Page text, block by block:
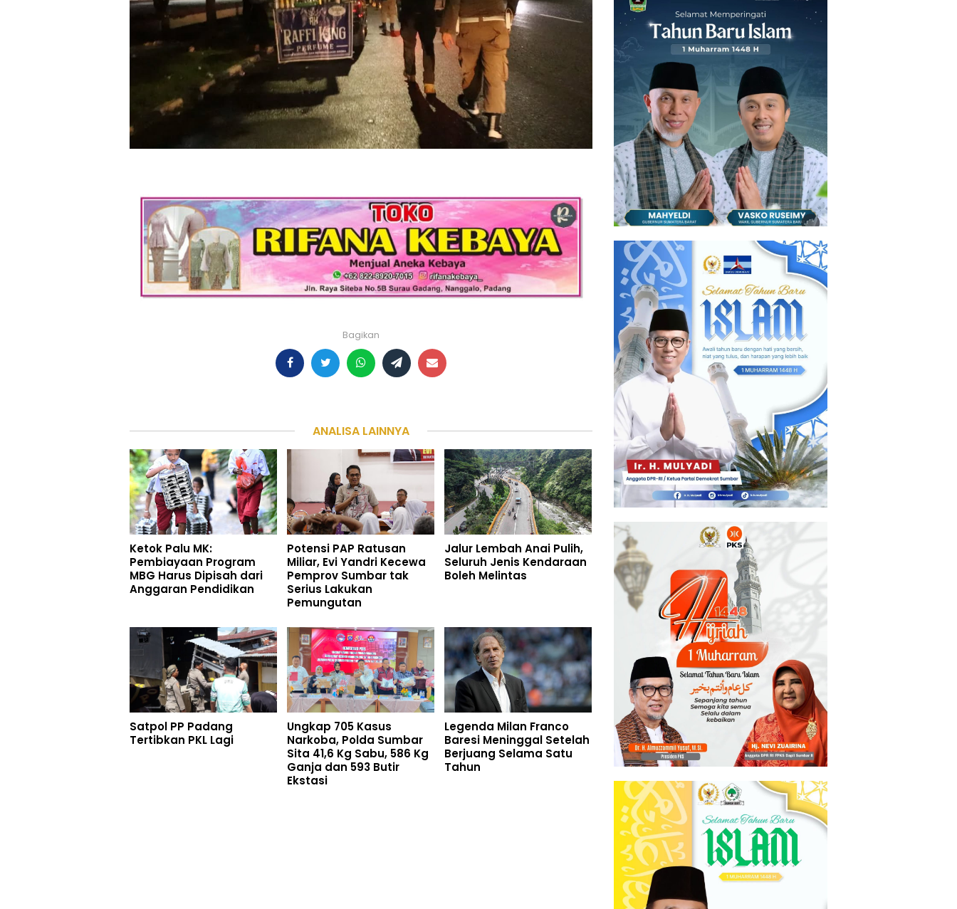
Bagikan
ANALISA LAINNYA
Ketok Palu MK:
Pembiayaan Program
MBG Harus Dipisah dari
Anggaran Pendidikan
Potensi PAP Ratusan
Miliar, Evi Yandri Kecewa
Pemprov Sumbar tak
Serius Lakukan
Pemungutan
Jalur Lembah Anai Pulih,
Seluruh Jenis Kendaraan
Boleh Melintas
Satpol PP Padang
Tertibkan PKL Lagi
Ungkap 705 Kasus
Narkoba, Polda Sumbar
Sita 41,6 Kg Sabu, 586 Kg
Ganja dan 593 Butir
Ekstasi
Legenda Milan Franco
Baresi Meninggal Setelah
Berjuang Selama Satu
Tahun